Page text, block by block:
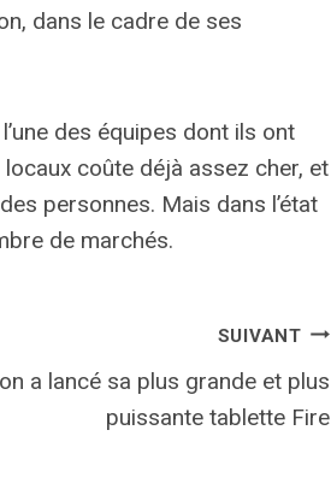
dans le cadre de ses
des équipes dont ils ont
coûte déjà assez cher, et
personnes. Mais dans l’état
de marchés.
SUIVANT
a lancé sa plus grande et plus
puissante tablette Fire